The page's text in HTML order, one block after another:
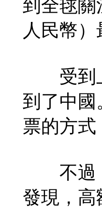
到全毬關
人民幣
受到上
到了中
票的方
不過，
發現，